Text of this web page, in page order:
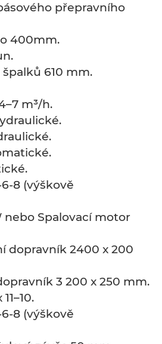
přepravního
400mm.
610 mm.
m³/h.
8 (výškově
nebo Spalovací motor
dopravník 2400 x 200
3 200 x 250 mm.
8 (výškově